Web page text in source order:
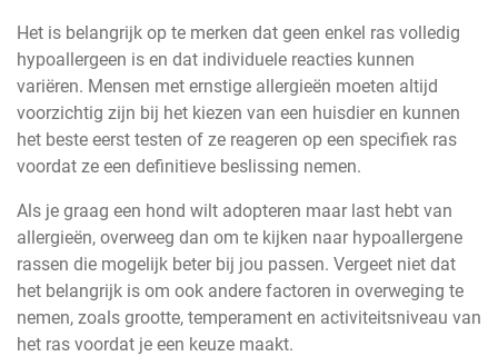
Het is belangrijk op te merken dat geen enkel ras volledig
hypoallergeen is en dat individuele reacties kunnen
variëren. Mensen met ernstige allergieën moeten altijd
voorzichtig zijn bij het kiezen van een huisdier en kunnen
het beste eerst testen of ze reageren op een specifiek ras
voordat ze een definitieve beslissing nemen.
Als je graag een hond wilt adopteren maar last hebt van
allergieën, overweeg dan om te kijken naar hypoallergene
rassen die mogelijk beter bij jou passen. Vergeet niet dat
het belangrijk is om ook andere factoren in overweging te
nemen, zoals grootte, temperament en activiteitsniveau van
het ras voordat je een keuze maakt.